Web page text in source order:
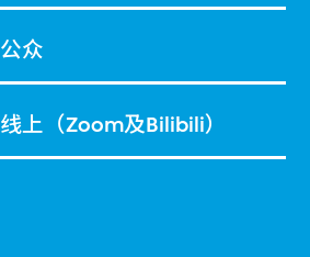
公众
线上（Zoom及Bilibili）